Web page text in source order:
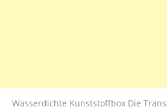
Wasserdichte Kunststoffbox Die